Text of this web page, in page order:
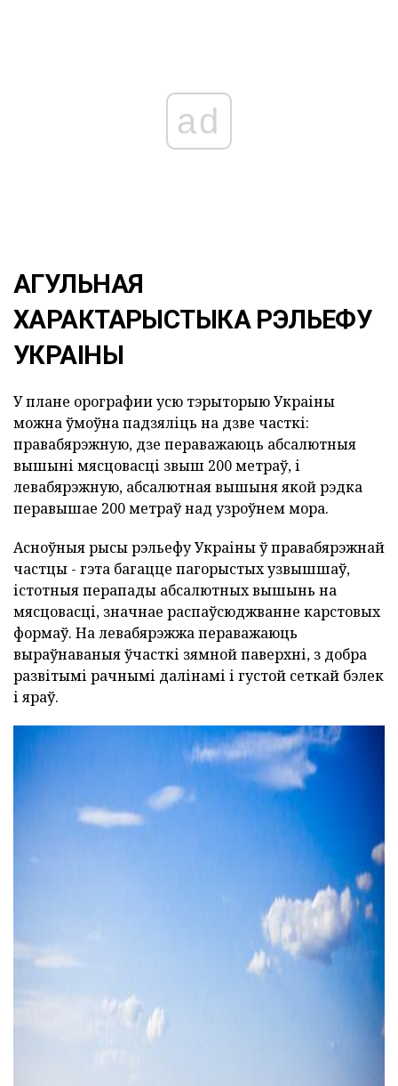
ad
АГУЛЬНАЯ
ХАРАКТАРЫСТЫКА РЭЛЬЕФУ
УКРАІНЫ
У плане орографии усю тэрыторыю Украіны
можна ўмоўна падзяліць на дзве часткі:
правабярэжную, дзе пераважаюць абсалютныя
вышыні мясцовасці звыш 200 метраў, і
левабярэжную, абсалютная вышыня якой рэдка
перавышае 200 метраў над узроўнем мора.
Асноўныя рысы рэльефу Украіны ў правабярэжнай
частцы - гэта багацце пагорыстых узвышшаў,
істотныя перапады абсалютных вышынь на
мясцовасці, значнае распаўсюджванне карстовых
формаў. На левабярэжжа пераважаюць
выраўнаваныя ўчасткі зямной паверхні, з добра
развітымі рачнымі далінамі і густой сеткай бэлек
і яраў.